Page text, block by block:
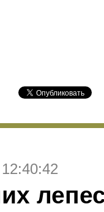
12:40:42